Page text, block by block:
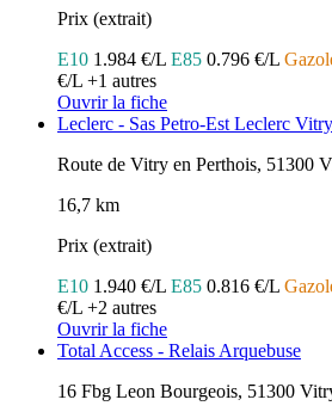
Prix (extrait)
E10 1.984 €/L E85 0.796 €/L
€/L +1 autres
Ouvrir la fiche
Leclerc - Sas Petro-Est Leclerc Vitry
Route de Vitry en Perthois, 51300
16,7 km
Prix (extrait)
E10 1.940 €/L E85 0.816 €/L
€/L +2 autres
Ouvrir la fiche
Total Access - Relais Arquebuse
16 Fbg Leon Bourgeois, 51300